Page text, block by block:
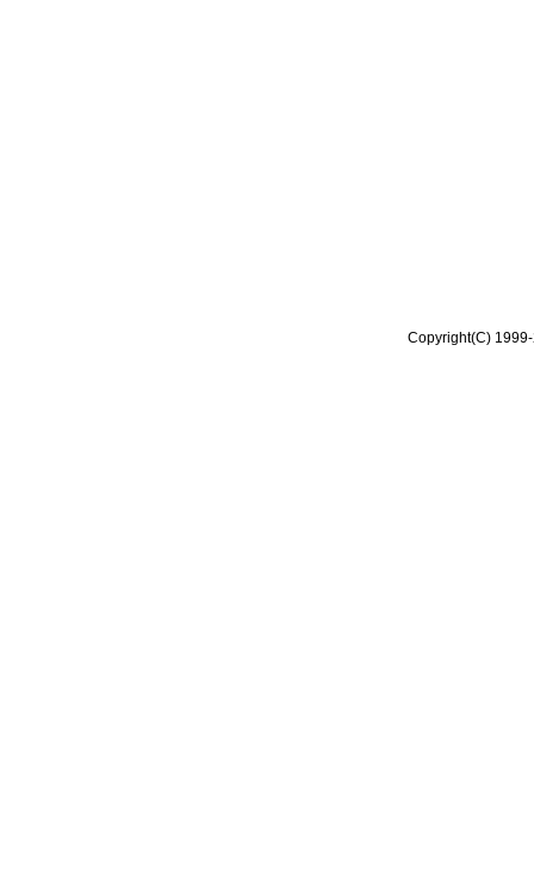
Copyright(C)